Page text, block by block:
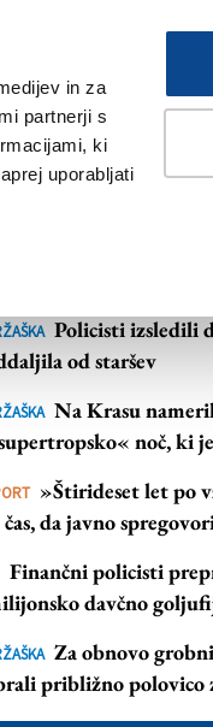
in za
partnerji s
ki
uporabljati
Policisti izsledili
od staršev
Na Krasu
noč, ki
»Štirideset let po
čas, da javno
Finančni policisti
davčno
Za obnovo
približno polovico